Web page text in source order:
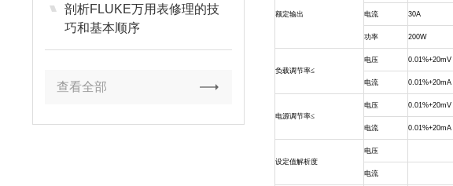
剖析FLUKE万用表修理的技
巧和基本顺序
查看全部
额定输出 电流 30A
功率 200W
负载调节率≤
电压 0.01%+20mV
电流 0.01%+20mA
电源调节率≤
电压 0.01%+20mV
电流 0.01%+20mA
设定值解析度
电压
电流